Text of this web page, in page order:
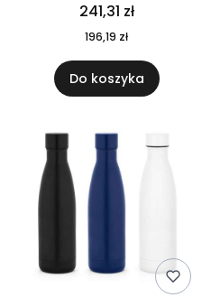
241,31 zł
196,19 zł
Do koszyka